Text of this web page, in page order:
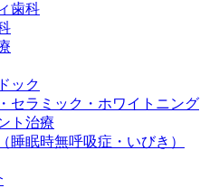
歯科
ック
セラミック・ホワイトニング
ト治療
睡眠時無呼吸症・いびき）